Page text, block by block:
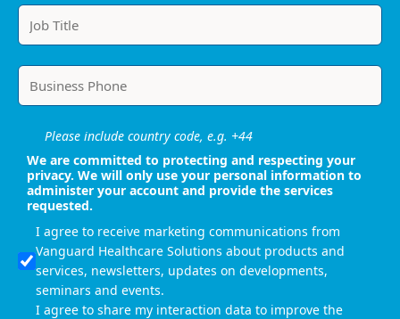
Please include country code, e.g. +44
We are committed to protecting and respecting your
privacy. We will only use your personal information to
administer your account and provide the services
requested.
I agree to receive marketing communications from
Vanguard Healthcare Solutions about products and
services, newsletters, updates on developments,
seminars and events.
I agree to share my interaction data to improve the